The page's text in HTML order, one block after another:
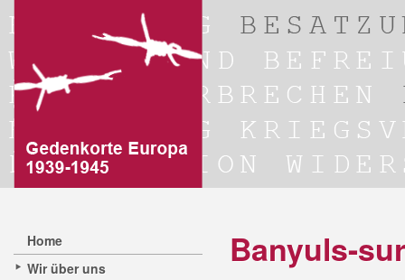
Home
Wir über uns
Banyuls-